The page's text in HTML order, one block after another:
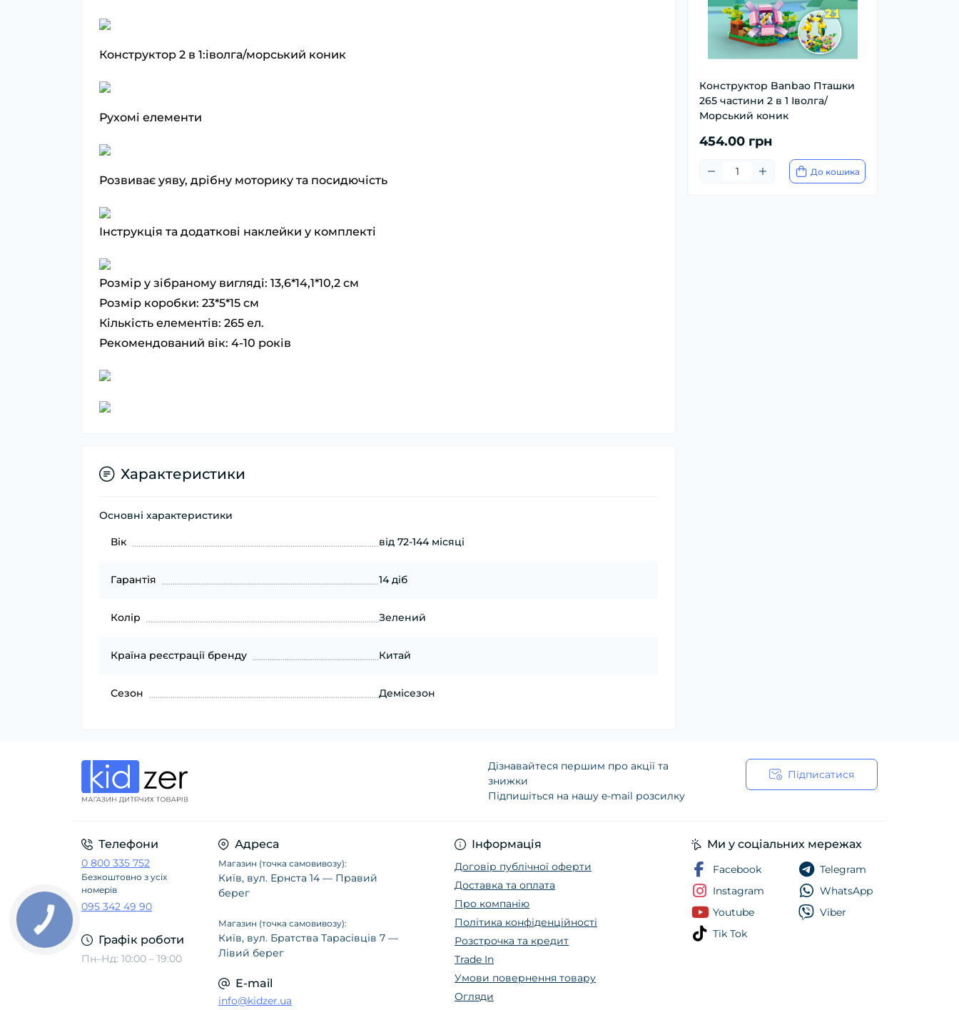
Конструктор Banbao Пташки
265 частини 2 в 1 Іволга/
Морський коник
454.00 грн
До кошика
Конструктор 2 в 1:іволга/морський коник
Рухомі елементи
Розвиває уяву, дрібну моторику та посидючість
Інструкція та додаткові наклейки у комплекті
Розмір у зібраному вигляді: 13,6*14,1*10,2 см
Розмір коробки: 23*5*15 см
Кількість елементів: 265 ел.
Рекомендований вік: 4-10 років
Характеристики
Основні характеристики
Вік від 72-144 місяці
Гарантія 14 діб
Колір Зелений
Країна реєстрації бренду Китай
Сезон Демісезон
Дізнавайтеся першим про акції та
знижки
Підпишіться на нашу e-mail розсилку
Підписатися
Політика конфіденційності
Телефони
0 800 335 752
Безкоштовно з усіх
номерів
095 342 49 90
Графік роботи
Пн–Нд: 10:00 – 19:00
Адреса
Магазин (точка самовивозу):
Київ, вул. Ернста 14 — Правий
берег
Магазин (точка самовивозу):
Київ, вул. Братства Тарасівців 7 —
Лівий берег
E-mail
info@kidzer.ua
Інформація
Договір публічної оферти
Доставка та оплата
Про компанію
Політика конфіденційності
Розстрочка та кредит
Trade In
Умови повернення товару
Огляди
Ми у соціальних мережах
Facebook
Instagram
Youtube
Tik Tok
Telegram
WhatsApp
Viber